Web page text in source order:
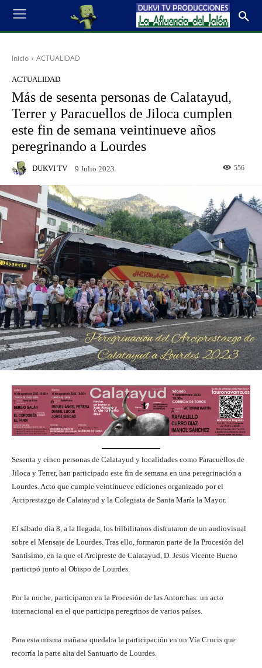
Inicio ACTUALIDAD
ACTUALIDAD
Más de sesenta personas de Calatayud,
Terrer y Paracuellos de Jiloca cumplen
este fin de semana veintinueve años
peregrinando a Lourdes
DUKVI TV 9 Julio 2023 556
Sesenta y cinco personas de Calatayud y localidades como Paracuellos de
Jiloca y Terrer, han participado este fin de semana en una peregrinación a
Lourdes. Acto que cumple veintinueve ediciones organizado por el
Arciprestazgo de Calatayud y la Colegiata de Santa María la Mayor.
El sábado día 8, a la llegada, los bilbilitanos disfrutaron de un audiovisual
sobre el Mensaje de Lourdes. Tras ello, formaron parte de la Procesión del
Santísimo, en la que el Arcipreste de Calatayud, D. Jesús Vicente Bueno
participó junto al Obispo de Lourdes.
Por la noche, participaron en la Procesión de las Antorchas: un acto
internacional en el que participa peregrinos de varios países.
Para esta misma mañana quedaba la participación en un Vía Crucis que
recorría la parte alta del Santuario de Lourdes.